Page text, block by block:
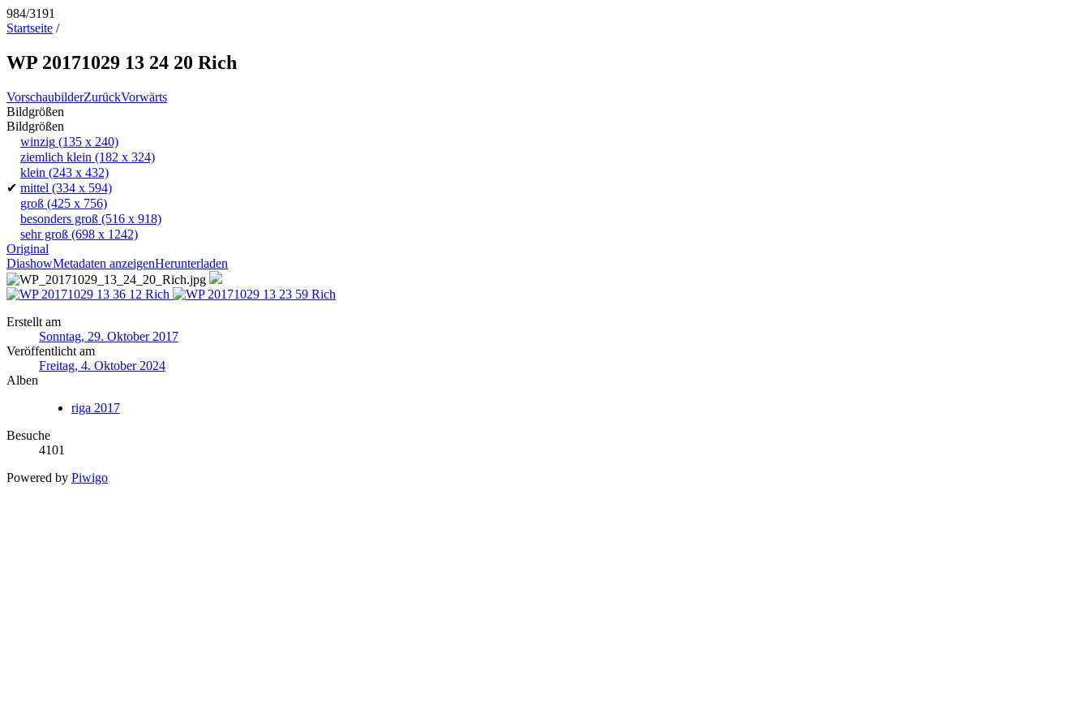
984/3191
Startseite /
WP 20171029 13 24 20 Rich
VorschaubilderZurückVorwärts
Bildgrößen
Bildgrößen
winzig (135 x 240)
ziemlich klein (182 x 324)
klein (243 x 432)
✔ mittel (334 x 594)
groß (425 x 756)
besonders groß (516 x 918)
sehr groß (698 x 1242)
Original
DiashowMetadaten anzeigenHerunterladen
Erstellt am
Sonntag, 29. Oktober 2017
Veröffentlicht am
Freitag, 4. Oktober 2024
Alben
riga 2017
Besuche
4101
Powered by Piwigo